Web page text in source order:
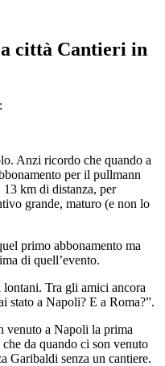
città Cantieri in
Anzi ricordo che quando a
per il pullmann
km di distanza, per
grande, maturo (e non lo
primo abbonamento ma
di quell’evento.
Tra gli amici ancora
stato a Napoli? E a Roma?”.
venuto a Napoli la prima
da quando ci son venuto
Garibaldi senza un cantiere.